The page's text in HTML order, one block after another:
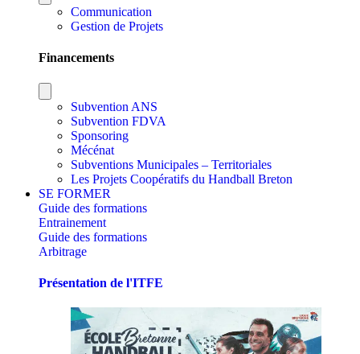
Communication
Gestion de Projets
Financements
Subvention ANS
Subvention FDVA
Sponsoring
Mécénat
Subventions Municipales – Territoriales
Les Projets Coopératifs du Handball Breton
SE FORMER
Guide des formations
Entrainement
Guide des formations
Arbitrage
Présentation de l'ITFE